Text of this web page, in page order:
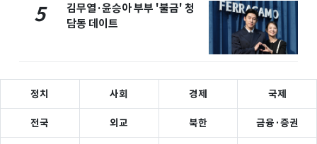
5
김무열·윤승아 부부 '불금' 청
담동 데이트
정치 사회 경제 국제
전국 외교 북한 금융·증권